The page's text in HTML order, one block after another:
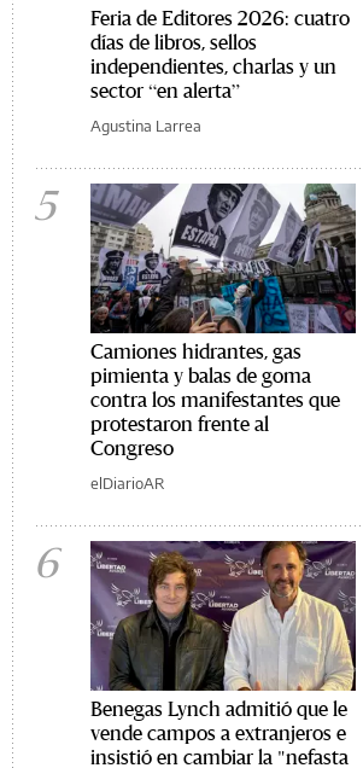
Feria de Editores 2026: cuatro
días de libros, sellos
independientes, charlas y un
sector “en alerta”
Agustina Larrea
5
Camiones hidrantes, gas
pimienta y balas de goma
contra los manifestantes que
protestaron frente al
Congreso
elDiarioAR
6
Benegas Lynch admitió que le
vende campos a extranjeros e
insistió en cambiar la "nefasta